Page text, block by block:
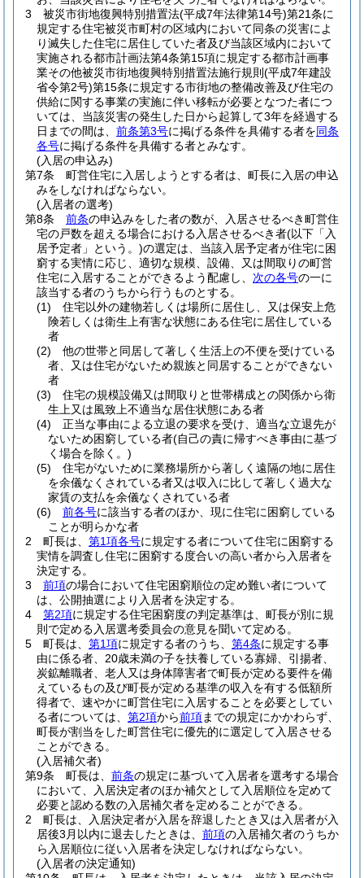
3
被災市街地復興特別措置法(平成7年法律第14号)第21条に
規定する住宅被災市町村の区域内において同条の災害によ
り滅失した住宅に居住していた者及び当該区域内において
実施される都市計画法第4条第15項に規定する都市計画事
業その他被災市街地復興特別措置法施行規則 (平成7年建設
省令第2号)第15条に規定する市街地の整備改善及び住宅の
供給に関する事業の実施に伴い移転が必要となつた者につ
いては、当該災害の発生した日から起算して3年を経過する
日までの間は、 前条第3号に掲げる条件を具備する者を同条
各号に掲げる条件を具備する者とみなす。
(入居の申込み)
第7条
町営住宅に入居しようとする者は、町長に入居の申込
みをしなければならない。
(入居者の選考)
第8条
前条の申込みをした者の数が、入居させるべき町営住
宅の戸数を超える場合における入居させるべき者(以下「入
居予定者」という。)の選定は、当該入居予定者が住宅に困
窮する実情に応じ、適切な規模、設備、又は間取りの町営
住宅に入居することができるよう配慮し、 次の各号の一に
該当する者のうちから行うものとする。
(1)
住宅以外の建物若しくは場所に居住し、又は保安上危
険若しくは衛生上有害な状態にある住宅に居住している
者
(2)
他の世帯と同居して著しく生活上の不便を受けている
者、又は住宅がないため親族と同居することができない
者
(3)
住宅の規模設備又は間取りと世帯構成との関係から衛
生上又は風致上不適当な居住状態にある者
(4)
正当な事由による立退の要求を受け、適当な立退先が
ないため困窮している者(自己の責に帰すべき事由に基づ
く場合を除く。)
(5)
住宅がないために業務場所から著しく遠隔の地に居住
を余儀なくされている者又は収入に比して著しく過大な
家賃の支払を余儀なくされている者
(6)
前各号に該当する者のほか、現に住宅に困窮している
ことが明らかな者
2
町長は、 第1項各号に規定する者について住宅に困窮する
実情を調査し住宅に困窮する度合いの高い者から入居者を
決定する。
3
前項の場合において住宅困窮順位の定め難い者について
は、公開抽選により入居者を決定する。
4
第2項に規定する住宅困窮度の判定基準は、町長が別に規
則で定める入居選考委員会の意見を聞いて定める。
5
町長は、 第1項に規定する者のうち、 第4条に規定する事
由に係る者、20歳未満の子を扶養している寡婦、引揚者、
炭鉱離職者、老人又は身体障害者で町長が定める要件を備
えているもの及び町長が定める基準の収入を有する低額所
得者で、速やかに町営住宅に入居することを必要としてい
る者については、 第2項から前項までの規定にかかわらず、
町長が割当をした町営住宅に優先的に選定して入居させる
ことができる。
(入居補欠者)
第9条
町長は、 前条の規定に基づいて入居者を選考する場合
において、入居決定者のほか補欠として入居順位を定めて
必要と認める数の入居補欠者を定めることができる。
2
町長は、入居決定者が入居を辞退したとき又は入居者が入
居後3月以内に退去したときは、 前項の入居補欠者のうちか
ら入居順位に従い入居者を決定しなければならない。
(入居者の決定通知)